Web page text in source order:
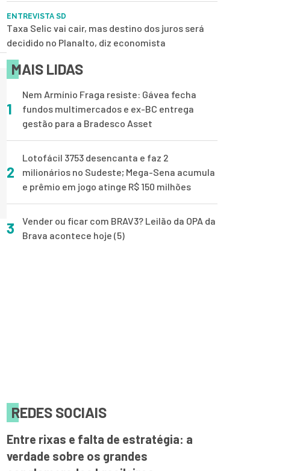
ENTREVISTA SD
Taxa Selic vai cair, mas destino dos juros será
decidido no Planalto, diz economista
MAIS LIDAS
1
Nem Armínio Fraga resiste: Gávea fecha
fundos multimercados e ex-BC entrega
gestão para a Bradesco Asset
2
Lotofácil 3753 desencanta e faz 2
milionários no Sudeste; Mega-Sena acumula
e prêmio em jogo atinge R$ 150 milhões
3
Vender ou ficar com BRAV3? Leilão da OPA da
Brava acontece hoje (5)
REDES SOCIAIS
Entre rixas e falta de estratégia: a
verdade sobre os grandes